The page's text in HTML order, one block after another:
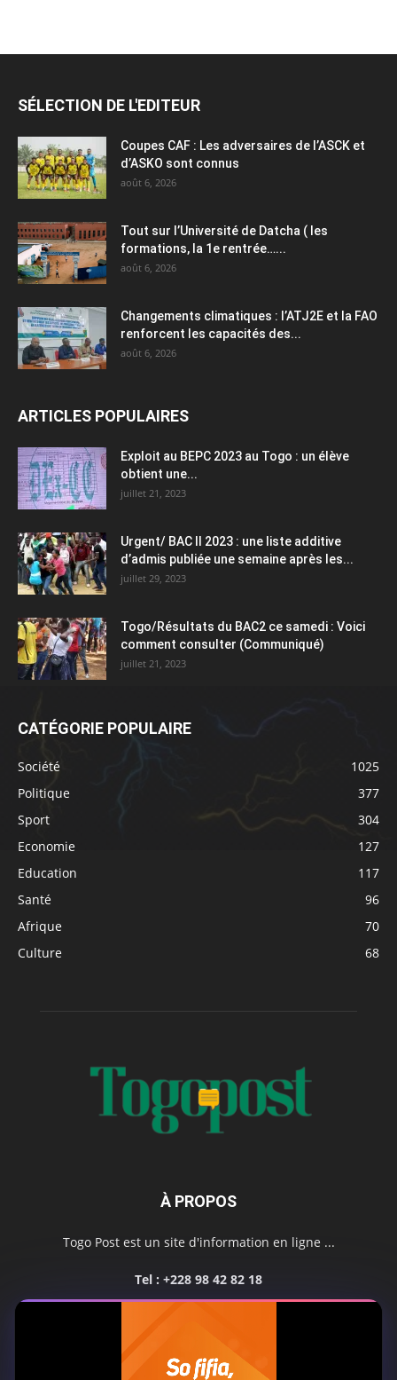
SÉLECTION DE L'EDITEUR
Coupes CAF : Les adversaires de l’ASCK et
d’ASKO sont connus
août 6, 2026
Tout sur l’Université de Datcha ( les
formations, la 1e rentrée…...
août 6, 2026
Changements climatiques : l’ATJ2E et la FAO
renforcent les capacités des...
août 6, 2026
ARTICLES POPULAIRES
Exploit au BEPC 2023 au Togo : un élève
obtient une...
juillet 21, 2023
Urgent/ BAC II 2023 : une liste additive
d’admis publiée une semaine après les...
juillet 29, 2023
Togo/Résultats du BAC2 ce samedi : Voici
comment consulter (Communiqué)
juillet 21, 2023
CATÉGORIE POPULAIRE
Société
1025
Politique
377
Sport
304
Economie
127
Education
117
Santé
96
Afrique
70
Culture
68
À PROPOS
Togo Post est un site d'information en ligne ...
Tel : +228 98 42 82 18